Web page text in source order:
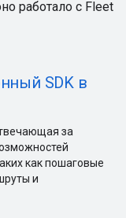
работало с Fleet
SDK в
за
как пошаговые
и